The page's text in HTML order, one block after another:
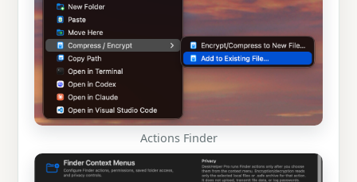
Actions Finder